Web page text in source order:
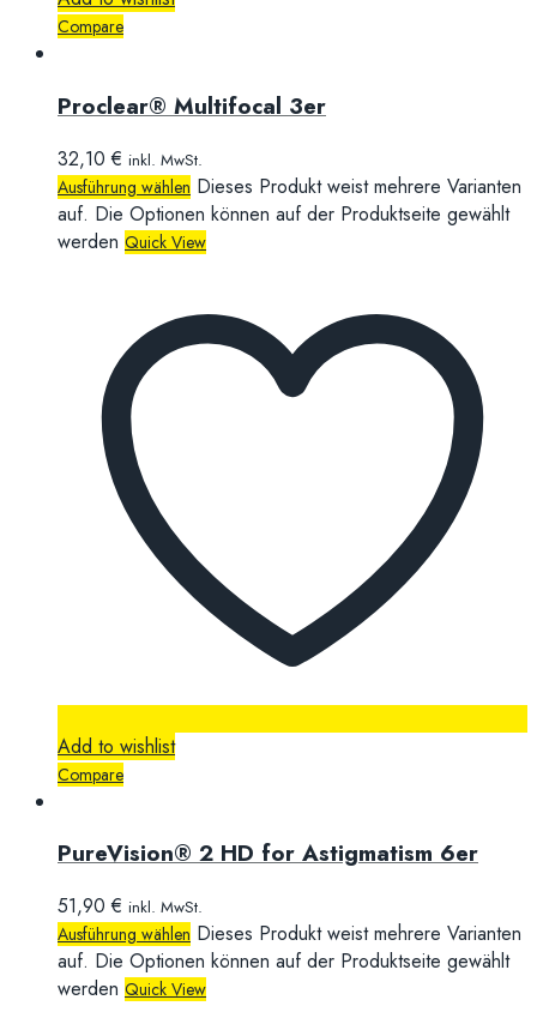
Compare
Proclear® Multifocal 3er
32,10€ inkl. MwSt.
Ausführung wählen Dieses Produkt weist mehrere Varianten
auf. Die Optionen können auf der Produktseite gewählt
werden Quick View
Add to wishlist
Compare
PureVision® 2 HD for Astigmatism 6er
51,90€ inkl. MwSt.
Ausführung wählen Dieses Produkt weist mehrere Varianten
auf. Die Optionen können auf der Produktseite gewählt
werden Quick View